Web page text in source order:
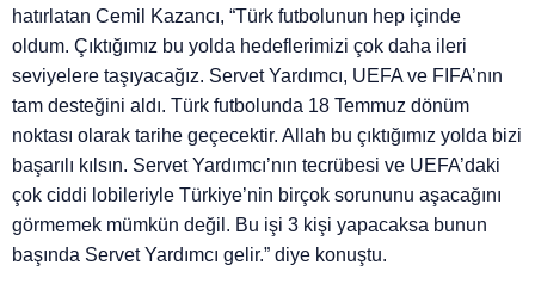
hatırlatan Cemil Kazancı, “Türk futbolunun hep içinde
oldum. Çıktığımız bu yolda hedeflerimizi çok daha ileri
seviyelere taşıyacağız. Servet Yardımcı, UEFA ve FIFA’nın
tam desteğini aldı. Türk futbolunda 18 Temmuz dönüm
noktası olarak tarihe geçecektir. Allah bu çıktığımız yolda bizi
başarılı kılsın. Servet Yardımcı’nın tecrübesi ve UEFA’daki
çok ciddi lobileriyle Türkiye’nin birçok sorununu aşacağını
görmemek mümkün değil. Bu işi 3 kişi yapacaksa bunun
başında Servet Yardımcı gelir.” diye konuştu.